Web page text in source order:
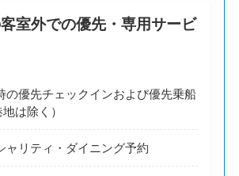
室外での優先・専用サービ
の優先チェックインおよび優先乗船
は除く）
ャリティ・ダイニング予約